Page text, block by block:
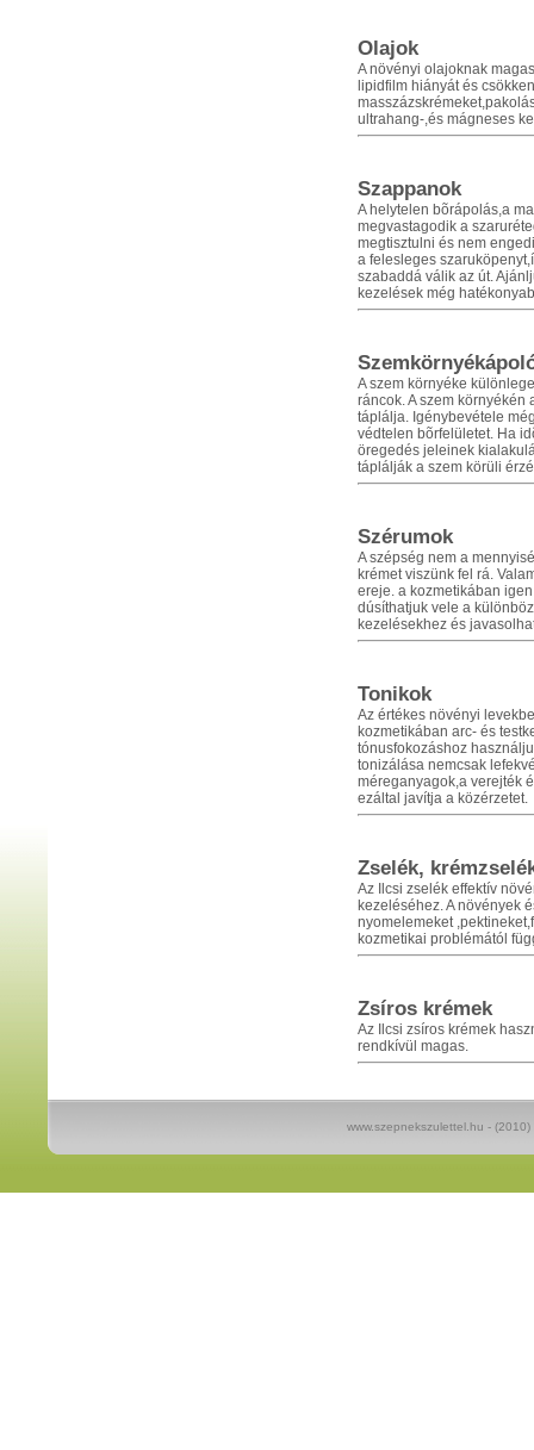
Olajok
A növényi olajoknak
lipidfilm hiányát és
ultrahang-,és mágneses
Szappanok
A helytelen bõrápolás,a
megvastagodik a
megtisztulni és nem
a felesleges
szabaddá válik az út.
kezelések még
A szem környéke
ráncok. A szem
táplálja. Igénybevétele
védtelen bõrfelületet. Ha
öregedés jeleinek
táplálják a szem körüli
Szérumok
A szépség nem a
krémet viszünk fel rá.
ereje. a kozmetikában
dúsíthatjuk vele a
kezelésekhez és
Tonikok
Az értékes növényi
kozmetikában arc- és
tónusfokozáshoz
tonizálása nemcsak
méreganyagok,a verejték
ezáltal javítja a közérzetet.
Zselék,
Az Ilcsi zselék effektív
kezeléséhez. A növények
nyomelemeket
kozmetikai problémától
Zsíros krémek
Az Ilcsi zsíros krémek
rendkívül magas.
www.szepnekszulettel.hu -